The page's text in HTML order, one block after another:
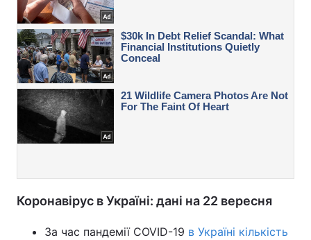
Коронавірус в Україні: дані на 22 вересня
За час пандемії COVID-19 в Україні кількість